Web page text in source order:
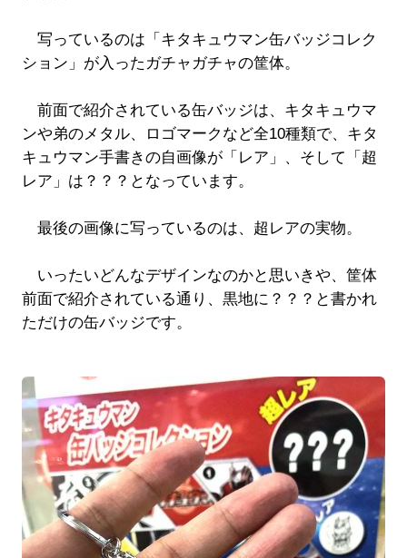
写っているのは「キタキュウマン缶バッジコレク
ション」が入ったガチャガチャの筐体。
前面で紹介されている缶バッジは、キタキュウマ
ンや弟のメタル、ロゴマークなど全10種類で、キタ
キュウマン手書きの自画像が「レア」、そして「超
レア」は？？？となっています。
最後の画像に写っているのは、超レアの実物。
いったいどんなデザインなのかと思いきや、筐体
前面で紹介されている通り、黒地に？？？と書かれ
ただけの缶バッジです。